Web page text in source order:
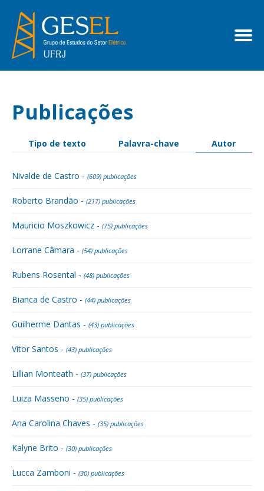
Publicações
Tipo de texto Palavra-chave Autor
Nivalde de Castro - (609) publicações
Roberto Brandão - (217) publicações
Mauricio Moszkowicz - (75) publicações
Lorrane Câmara - (54) publicações
Rubens Rosental - (48) publicações
Bianca de Castro - (44) publicações
Guilherme Dantas - (43) publicações
Vitor Santos - (43) publicações
Lillian Monteath - (37) publicações
Luiza Masseno - (35) publicações
Ana Carolina Chaves - (35) publicações
Kalyne Brito - (30) publicações
Lucca Zamboni - (30) publicações